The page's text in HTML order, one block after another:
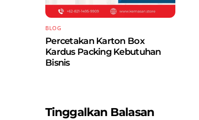
BLOG
Percetakan Karton Box
Kardus Packing Kebutuhan
Bisnis
Tinggalkan Balasan